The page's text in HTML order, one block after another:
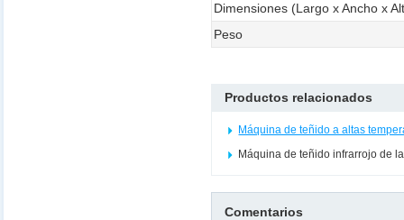
Dimensiones (Largo x Ancho x
Peso
Productos relacionados
Máquina de teñido a altas
Máquina de teñido infrarrojo de
Comentarios